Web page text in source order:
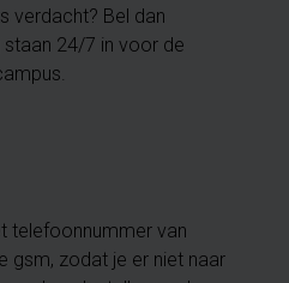
verdacht? Bel dan
staan 24/7 in voor de
telefoonnummer van
gsm, zodat je er niet naar